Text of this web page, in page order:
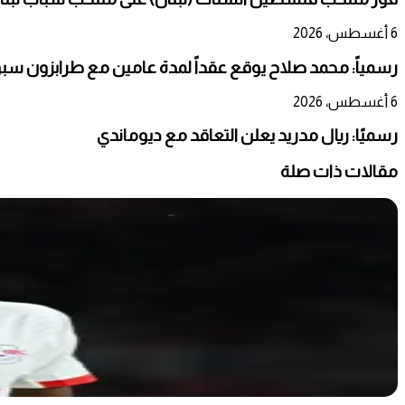
6 أغسطس، 2026
رسمياً: محمد صلاح يوقع عقداً لمدة عامين مع طرابزون
6 أغسطس، 2026
رسميًا: ريال مدريد يعلن التعاقد مع ديوماندي
مقالات ذات صلة